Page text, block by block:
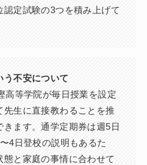
認定試験の3つを積み上げて
う不安について
高等学院が毎日授業を設定
先生に直接教わることを推
ます。通学定期券は週5日
4日登校の説明もあるた
と家庭の事情に合わせて